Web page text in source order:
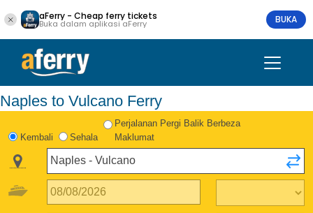
aFerry - Cheap ferry tickets
Buka dalam aplikasi aFerry BUKA
Naples to Vulcano Ferry
Kembali Sehala
Perjalanan Pergi Balik Berbeza
Maklumat